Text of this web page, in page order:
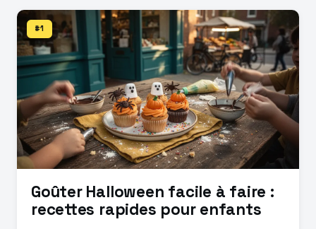
#1
Goûter Halloween facile à faire :
recettes rapides pour enfants